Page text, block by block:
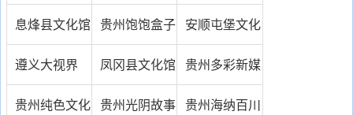
资源库
息烽县文化馆 贵州饱饱盒子
文化传媒有限
公司
安顺屯堡文化
研究中心
遵义大视界 凤冈县文化馆 贵州多彩新媒
体股份有限公
贵州纯色文化 贵州光阴故事 贵州海纳百川